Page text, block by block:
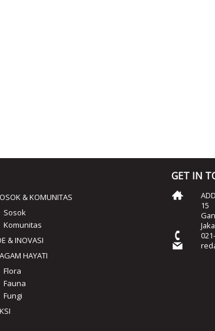
& KOMUNITAS
Sosok
Komunitas
& INOVASI
HAYATI
Flora
Fauna
Fungi
GET IN
15